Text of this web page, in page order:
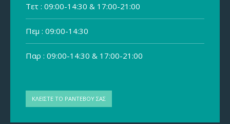
Τετ : 09:00-14:30 & 17:00-21:00
Πεμ : 09:00-14:30
Παρ : 09:00-14:30 & 17:00-21:00
ΚΛΕΙΣΤΕ ΤΟ ΡΑΝΤΕΒΟΥ ΣΑΣ